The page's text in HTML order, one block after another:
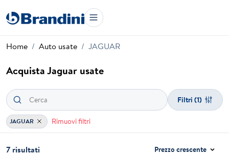
Home Auto usate JAGUAR
Acquista Jaguar usate
Filtri (1)
JAGUAR Rimuovi filtri
7 risultati Prezzo crescente